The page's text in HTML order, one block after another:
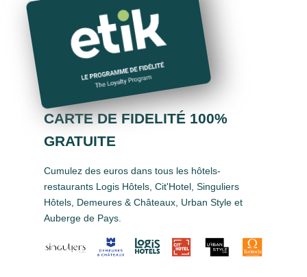
CARTE DE FIDELITÉ 100%
GRATUITE
Cumulez des euros dans tous les hôtels-
restaurants Logis Hôtels, Cit'Hotel, Singuliers
Hôtels, Demeures & Châteaux, Urban Style et
Auberge de Pays.